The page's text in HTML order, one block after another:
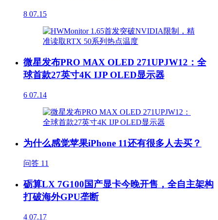
8 07.15
微星发布PRO MAX OLED 271UPJW12：全
球首款27英寸4K IJP OLED显示器
6 07.14
为什么感觉苹果iPhone 11还有很多人去买？
问答 11
砺算LX 7G100国产显卡今晚开售，全自主架构
打破海外GPU垄断
4 07.17